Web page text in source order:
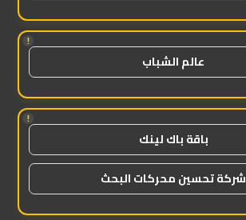
!
عالم الشباب
!
باقة باك لينك
شركة تحسين محركات البحث